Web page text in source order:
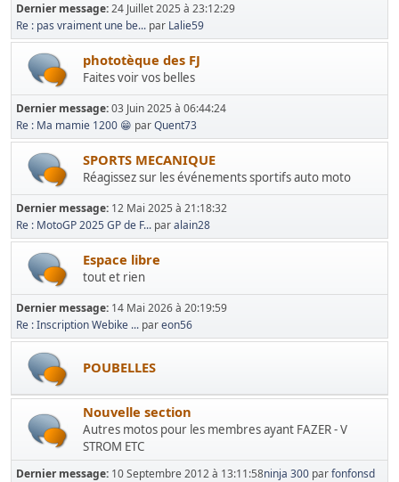
Dernier message:24 Juillet 2025 à 23:12:29
Re : pas vraiment une be... par Lalie59
phototèque des FJ
Faites voir vos belles
Dernier message:03 Juin 2025 à 06:44:24
Re : Ma mamie 1200 😁 parQuent73
SPORTS MECANIQUE
Réagissez sur les événements sportifs auto moto
Dernier message: 12 Mai 2025 à 21:18:32
Re : MotoGP 2025 GP de F... paralain28
Espace libre
tout et rien
Dernier message: 14 Mai 2026 à 20:19:59
Re : Inscription Webike ... pareon56
POUBELLES
Nouvelle section
Autres motos pour les membres ayant FAZER - V
STROM ETC
Dernier message: 10 Septembre 2012 à 13:11:58ninja 300 parfonfonsd